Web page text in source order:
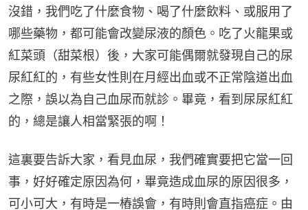
沒錯，我們吃了什麼食物、喝了什麼飲料、或服用了
哪些藥物，都可能會改變尿液的顏色。吃了火龍果或
紅菜頭（甜菜根）後，大家可能偶爾就發現自己的尿
尿紅紅的，有些女性則在月經出血或不正常陰道出血
之際，誤以為自己血尿而就診。畢竟，看到尿尿紅紅
的，總是讓人相當緊張的啊！
這裏要告訴大家，看見血尿，我們確實要把它當一回
事，好好確定原因為何，畢竟造成血尿的原因很多，
可小可大，有時是一樁誤會，有時則會直指癌症。由